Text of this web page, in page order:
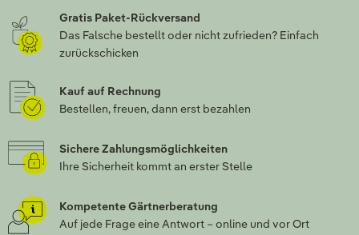
Gratis Paket-Rückversand
Das Falsche bestellt oder nicht zufrieden? Einfach
zurückschicken
Kauf auf Rechnung
Bestellen, freuen, dann erst bezahlen
Sichere Zahlungsmöglichkeiten
Ihre Sicherheit kommt an erster Stelle
Kompetente Gärtnerberatung
Auf jede Frage eine Antwort – online und vor Ort